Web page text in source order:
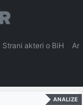
Strani akteri o BiH
ANALIZE